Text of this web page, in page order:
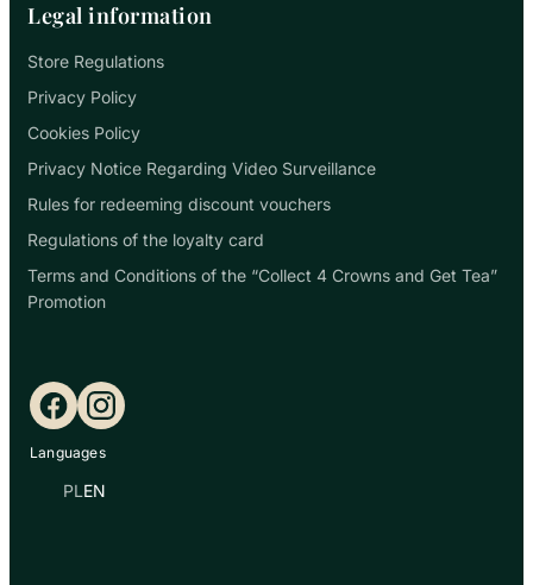
Legal information
Store Regulations
Privacy Policy
Cookies Policy
Privacy Notice Regarding Video Surveillance
Rules for redeeming discount vouchers
Regulations of the loyalty card
Terms and Conditions of the “Collect 4 Crowns and Get Tea”
Promotion
FacebookInstagram
Languages
PLEN